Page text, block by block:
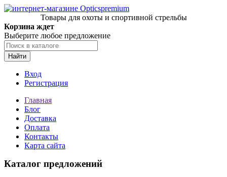
Товары для охоты и спортивной стрельбы
Корзина ждет
Выберите любое предложение
Найти
Вход
Регистрация
Главная
Блог
Доставка
Оплата
Контакты
Карта сайта
Каталог предложений